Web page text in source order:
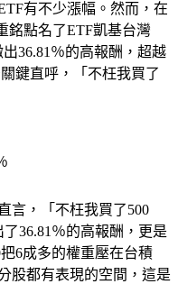
有不少漲幅。然而，在
銘點名了ETF凱基台灣
36.81％的高報酬，超越
鍵直呼，「不枉我買了
言，「不枉我買了500
36.81％的高報酬，更是
6成多的權重壓在台積
股都有表現的空間，這是